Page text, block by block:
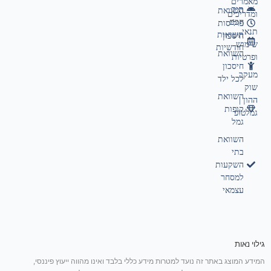
השוואת
פוליסות
חיסכון
השוואת
חיסכון
לכל ילד
השוואת
קופות
גמל
השוואת
בתי
השקעות
למסחר
עצמאי
ומדריכים
תנאי
שימוש
ופרטיות
מעקב
שוק
ההון |
גמלטופ
תיק
חכם
תשואות
חודשיות
גילוי נאות
המידע המוצג באתר זה נועד למטרות מידע כללי בלבד ואינו מהווה ייעוץ פיננסי,